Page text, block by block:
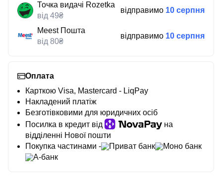
Точка видачі Rozetka
від 49₴
відправимо 10 серпня
Meest Пошта
від 80₴
відправимо 10 серпня
Оплата
Карткою Visa, Mastercard - LiqPay
Накладений платіж
Безготівковими для юридичних осіб
Посилка в кредит від
на
відділенні Нової пошти
Покупка частинами -
Приват банк
Моно банк
А-банк